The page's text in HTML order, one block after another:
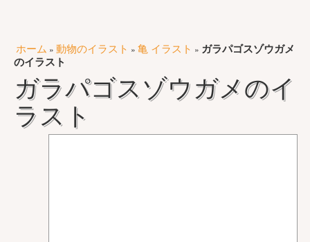
ホーム » 動物のイラスト » 亀 イラスト » ガラパゴスゾウガメ
のイラスト
ガラパゴスゾウガメのイ
ラスト